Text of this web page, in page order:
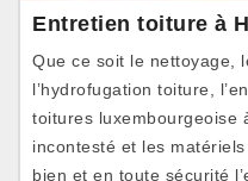
Entretien toiture à
Que ce soit le nettoyage,
l’hydrofugation toiture,
toitures luxembourgeoise
incontesté et les
bien et en toute sécurité